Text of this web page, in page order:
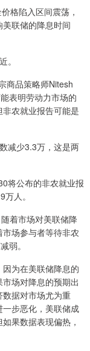
格陷入区间震荡，
联储的降息时间
。
商品策略师Nitesh
表明劳动力市场的
农就业报告可能是
减少3.3万，这是两
将公布的非农就业报
人。
着市场对美联储降
场参与者等待非农
弱。
为在美联储降息的
场对降息的预期出
据对市场尤为重
步恶化，美联储成
果数据表现偏热，